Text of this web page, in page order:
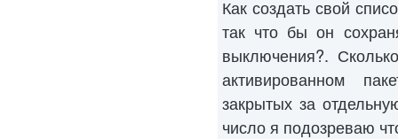
Как создать свой
так что бы он
выключения?.
активированном
закрытых за
число я подозреваю